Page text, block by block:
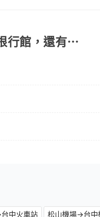
行館，還有⋯
中火車站 松山機場→台中